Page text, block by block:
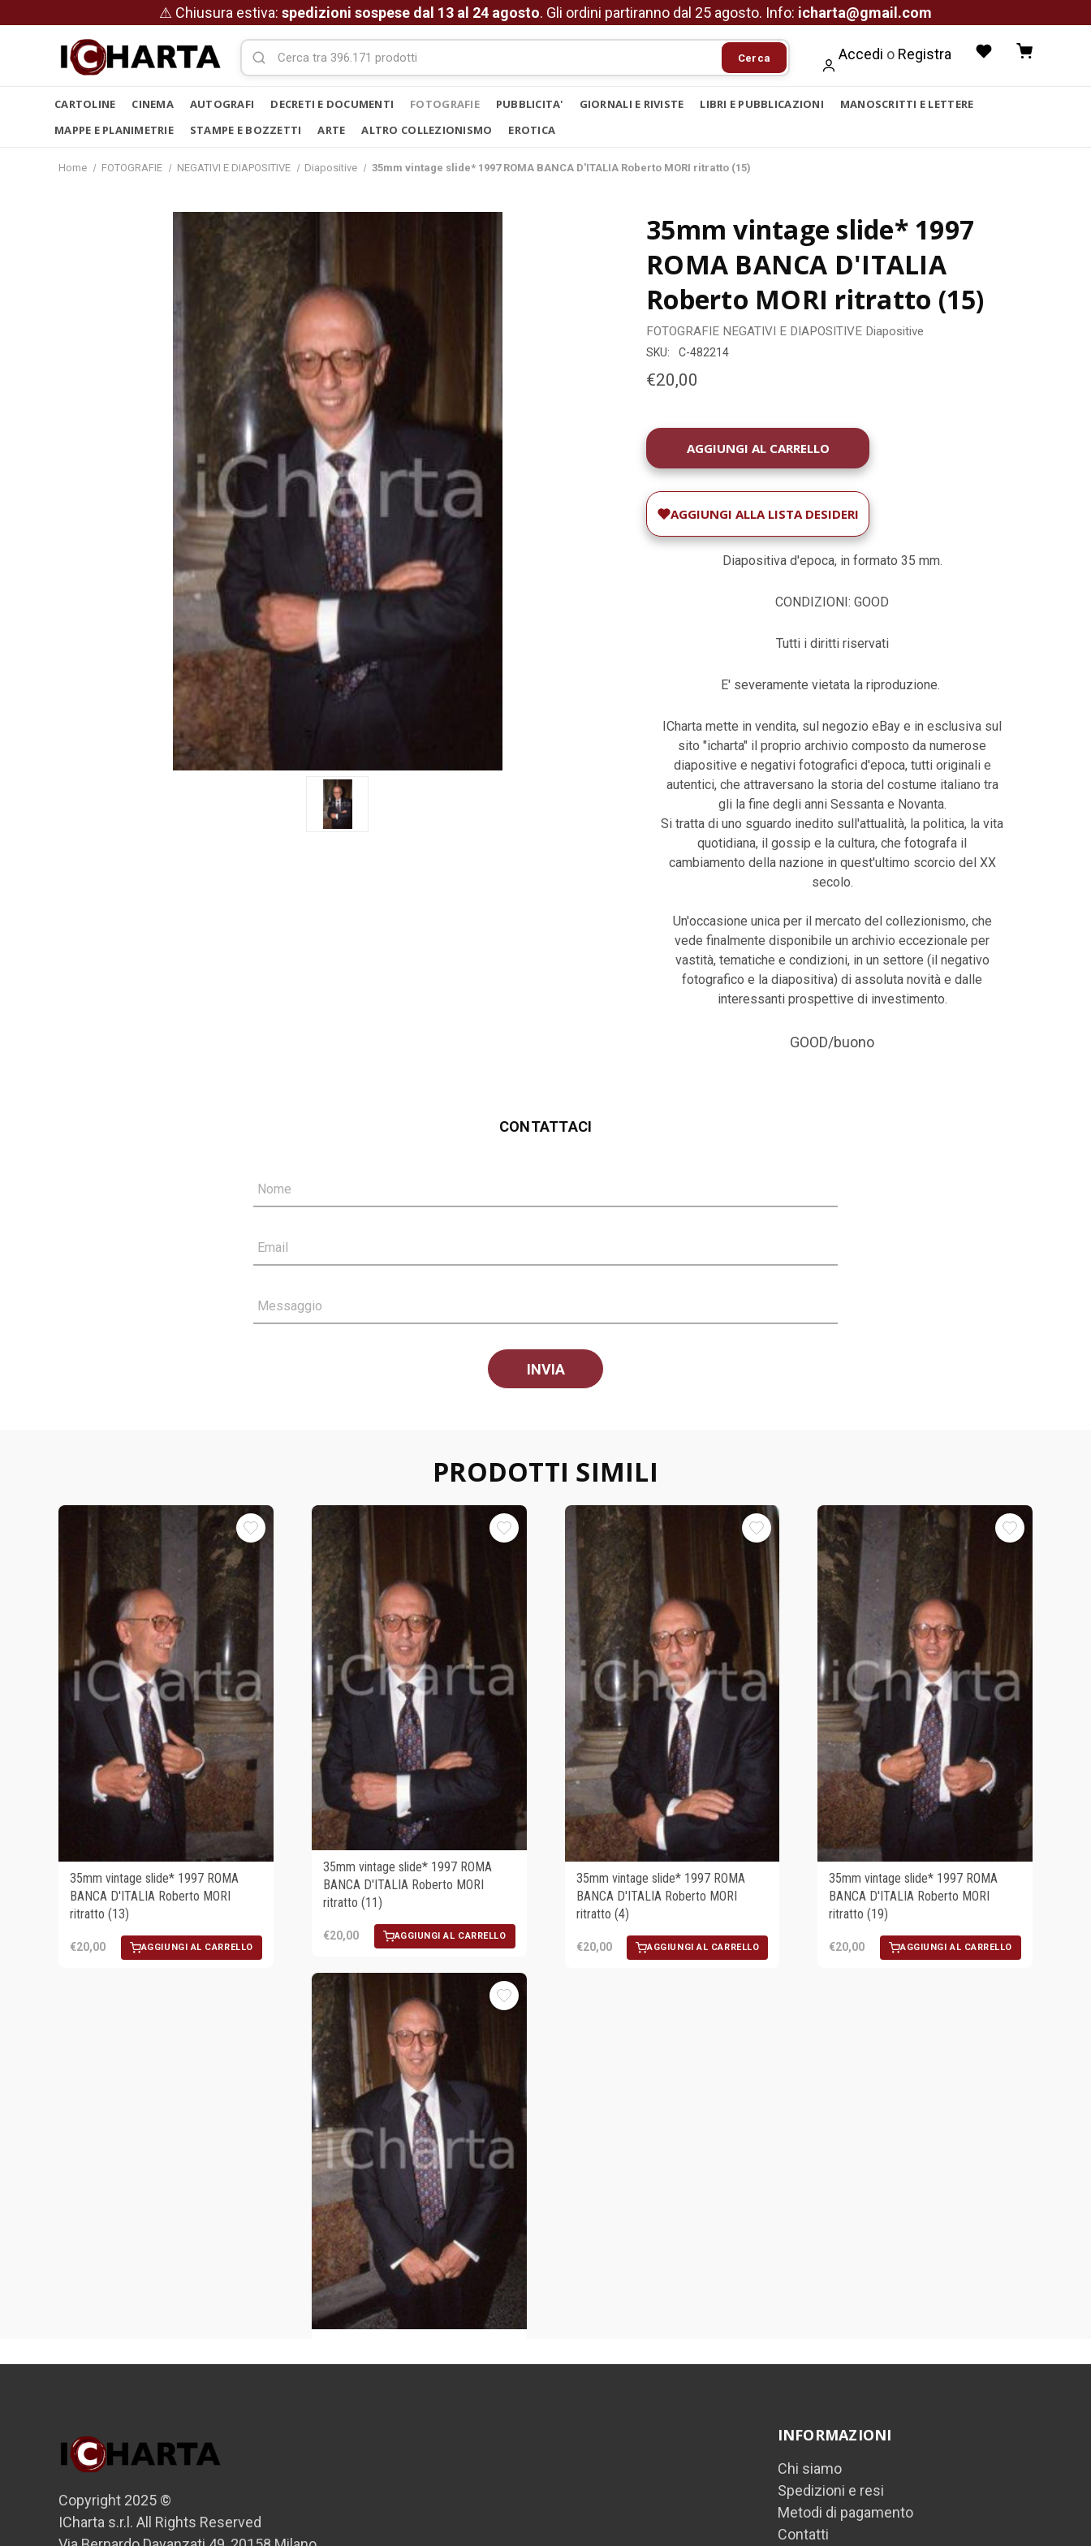
⚠ Chiusura estiva: spedizioni sospese dal 13 al 24 agosto. Gli ordini partiranno dal 25 agosto. Info: icharta@gmail.com
Cerca Accedi o Registra
CARTOLINE CINEMA AUTOGRAFI DECRETI E DOCUMENTI FOTOGRAFIE PUBBLICITA' GIORNALI E RIVISTE LIBRI E PUBBLICAZIONI
MANOSCRITTI E LETTERE
MAPPE E PLANIMETRIE
STAMPE E BOZZETTI ARTE ALTRO COLLEZIONISMO EROTICA
Home FOTOGRAFIE NEGATIVI E DIAPOSITIVE Diapositive 35mm vintage slide* 1997 ROMA BANCA D'ITALIA Roberto MORI ritratto (15)
35mm vintage slide* 1997
ROMA BANCA D'ITALIA
Roberto MORI ritratto (15)
FOTOGRAFIE NEGATIVI E DIAPOSITIVE Diapositive
SKU: C-482214
€20,00
DISPONIBILITÀ
ATTUALE:
AGGIUNGI ALLA LISTA DESIDERI
Diapositiva d'epoca, in formato 35 mm.
CONDIZIONI: GOOD
Tutti i diritti riservati
E' severamente vietata la riproduzione.
ICharta mette in vendita, sul negozio eBay e in esclusiva sul
sito "icharta" il proprio archivio composto da numerose
diapositive e negativi fotografici d'epoca, tutti originali e
autentici, che attraversano la storia del costume italiano tra
gli la fine degli anni Sessanta e Novanta.
Si tratta di uno sguardo inedito sull'attualità, la politica, la vita
quotidiana, il gossip e la cultura, che fotografa il
cambiamento della nazione in quest'ultimo scorcio del XX
secolo.
Un'occasione unica per il mercato del collezionismo, che
vede finalmente disponibile un archivio eccezionale per
vastità, tematiche e condizioni, in un settore (il negativo
fotografico e la diapositiva) di assoluta novità e dalle
interessanti prospettive di investimento.
GOOD/buono
CONTATTACI
Nome
Email
Messaggio
PRODOTTI SIMILI
35mm vintage slide* 1997 ROMA
BANCA D'ITALIA Roberto MORI
ritratto (13)
€20,00 AGGIUNGI AL CARRELLO
35mm vintage slide* 1997 ROMA
BANCA D'ITALIA Roberto MORI
ritratto (11)
€20,00 AGGIUNGI AL CARRELLO
35mm vintage slide* 1997 ROMA
BANCA D'ITALIA Roberto MORI
ritratto (4)
€20,00 AGGIUNGI AL CARRELLO
35mm vintage slide* 1997 ROMA
BANCA D'ITALIA Roberto MORI
ritratto (19)
€20,00 AGGIUNGI AL CARRELLO
BANCA D'ITALIA Roberto MORI
Copyright 2025 ©
ICharta s.r.l. All Rights Reserved
INFORMAZIONI
Chi siamo
Spedizioni e resi
Metodi di pagamento
Contatti